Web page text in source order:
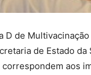
de
de Estado da
aos